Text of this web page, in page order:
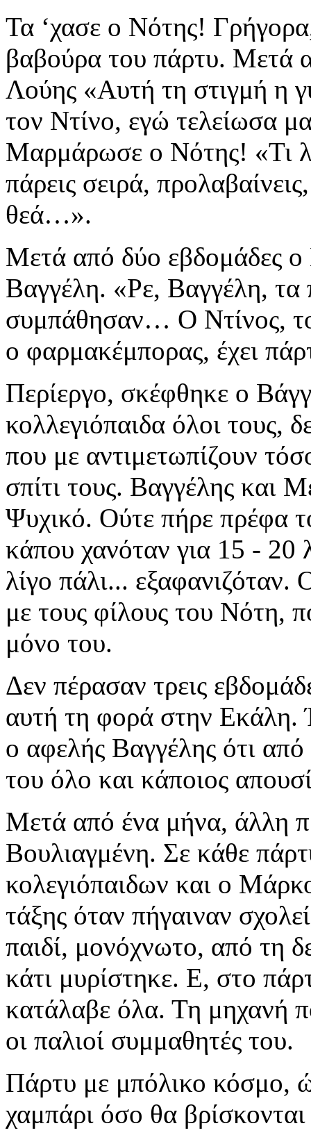
Τα ‘χασε ο Νότης!
βαβούρα του πάρτυ. Μετά
Λούης «Αυτή τη στιγμή η
τον Ντίνο, εγώ τελείωσα
Μαρμάρωσε ο Νότης! «Τι
πάρεις σειρά,
θεά…».
Μετά από δύο εβδομάδες
Βαγγέλη. «Ρε, Βαγγέλη, τα
συμπάθησαν… Ο Ντίνος,
ο φαρμακέμπορας, έχει
Περίεργο, σκέφθηκε ο
κολλεγιόπαιδα όλοι τους,
που με αντιμετωπίζουν
σπίτι τους. Βαγγέλης και
Ψυχικό. Ούτε πήρε πρέφα
κάπου χανόταν για 15 - 20
λίγο πάλι... εξαφανιζόταν.
με τους φίλους του Νότη,
μόνο του.
Δεν πέρασαν τρεις
αυτή τη φορά στην Εκάλη.
ο αφελής Βαγγέλης ότι
του όλο και κάποιος
Μετά από ένα μήνα, άλλη
Βουλιαγμένη. Σε κάθε
κολεγιόπαιδων και ο
τάξης όταν πήγαιναν
παιδί, μονόχνωτο, από τη
κάτι μυρίστηκε. Ε, στο
κατάλαβε όλα. Τη μηχανή
οι παλιοί συμμαθητές του.
Πάρτυ με μπόλικο κόσμο,
χαμπάρι όσο θα